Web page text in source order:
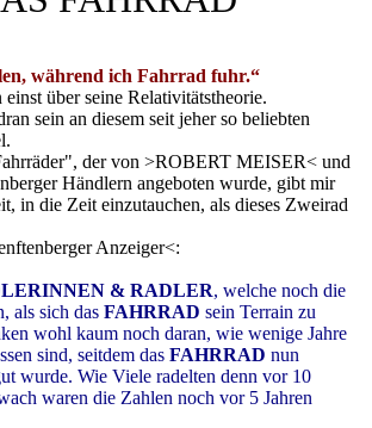
während ich Fahrrad fuhr.“
über seine Relativitätstheorie.
sein an diesem seit jeher so beliebten
der von >ROBERT MEISER< und
Händlern angeboten wurde, gibt mir
in die Zeit einzutauchen, als dieses Zweirad
Anzeiger<:
& RADLER, welche noch die
als sich das FAHRRAD sein Terrain zu
wohl kaum noch daran, wie wenige Jahre
sind, seitdem das FAHRRAD nun
wurde. Wie Viele radelten denn vor 10
waren die Zahlen noch vor 5 Jahren